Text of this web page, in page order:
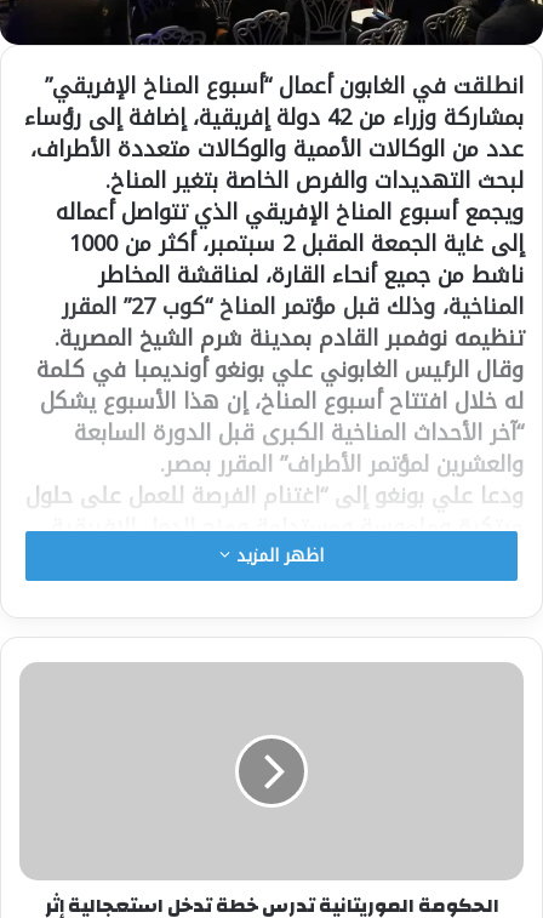
انطلقت في الغابون أعمال “أسبوع المناخ الإفريقي”
بمشاركة وزراء من 42 دولة إفريقية، إضافة إلى رؤساء
عدد من الوكالات الأممية والوكالات متعددة الأطراف،
لبحث التهديدات والفرص الخاصة بتغير المناخ.
ويجمع أسبوع المناخ الإفريقي الذي تتواصل أعماله
إلى غاية الجمعة المقبل 2 سبتمبر، أكثر من 1000
ناشط من جميع أنحاء القارة، لمناقشة المخاطر
المناخية، وذلك قبل مؤتمر المناخ “كوب 27” المقرر
تنظيمه نوفمبر القادم بمدينة شرم الشيخ المصرية.
وقال الرئيس الغابوني علي بونغو أونديمبا في كلمة
له خلال افتتاح أسبوع المناخ، إن هذا الأسبوع يشكل
“آخر الأحداث المناخية الكبرى قبل الدورة السابعة
والعشرين لمؤتمر الأطراف” المقرر بمصر.
ودعا علي بونغو إلى “اغتنام الفرصة للعمل على حلول
مبتكرة وملموسة ومستدامة ومنح الدول الإفريقية
الوسائل الكفيلة من أجل التصدي بنجاح للتغيرات
المناخية”.
واعتبر أونديمبا أن “تغير المناخ يدمر كوكبنا، وتتأثر منه
إفريقيا بشكل خاص”، مضيفا أن “الحلول موجودة
والغابون عازمة على تنفيذها”.
المعين رئيسا لمؤتمر “كوب 27” إن القارة الإفريقية
“تأثرت بالتغيرات المناخية بطريقة متسارعة في القرن
الإفريقي ومنطقة الساحل وجنوب إفريقيا وسواحل
واعتبر رئيس الدبلوماسية المصرية أن القارة الإفريقية
تعد “إحدى المناطق الأكثر تأثرا بتغير المناخ وفقا
اظهر المزيد
الحكومة الموريتانية تدرس خطة تدخل استعجالية إثر